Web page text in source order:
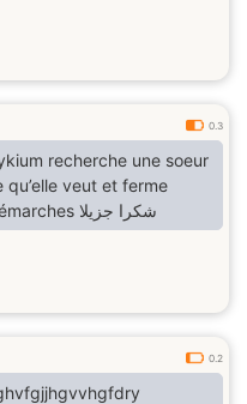
0.3
recherche une soeur
qu’elle veut et ferme
dans sa démarches ‏شكرا جزيلا
0.2